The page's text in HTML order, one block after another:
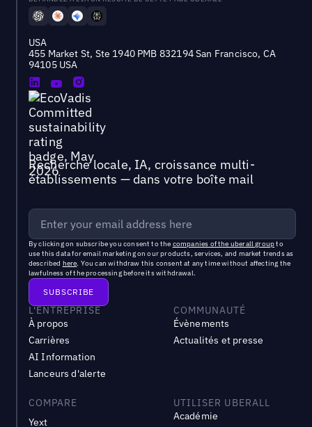
USA
455 Market St, Ste 1940 PMB 832194 San Francisco, CA
94105 USA
Recherche locale, IA, croissance multi-
établissements — dans votre boîte mail
By clicking on subscribe you consent to the companies of the uberall groupto
use this data for email marketing on our products, services, and market trends as
described here. You can withdraw this consent at any time without affecting the
lawfulness of the processing before its withdrawal.
L'ENTREPRISE
À propos
Carrières
AI Information
Lanceurs d'alerte
COMMUNAUTÉ
Évènements
Actualités et presse
COMPARE
Yext
UTILISER UBERALL
Académie